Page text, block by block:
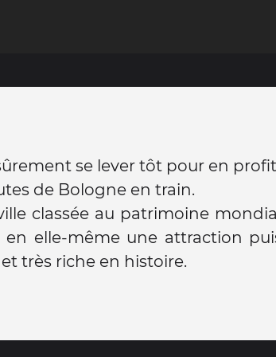
se lever tôt pour en
de Bologne en train.
classée au patrimoine
en elle-même une attraction
très riche en histoire.